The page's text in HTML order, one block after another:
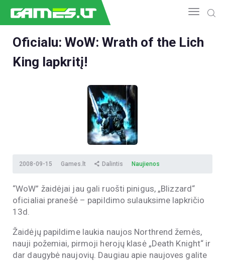
NAUJIENOS
ESPORTAS
APŽVALGOS
Oficialu: WoW: Wrath of the Lich
King lapkritį!
2008-09-15 Games.lt Dalintis Naujienos
“WoW” žaidėjai jau gali ruošti pinigus, „Blizzard“
oficialiai pranešė – papildimo sulauksime lapkričio
13d.
Žaidėjų papildime laukia naujos Northrend žemės,
nauji požemiai, pirmoji herojų klasė „Death Knight“ ir
dar daugybė naujovių. Daugiau apie naujoves galite